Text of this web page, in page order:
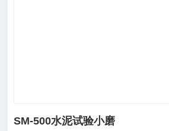
SM-500水泥试验小磨